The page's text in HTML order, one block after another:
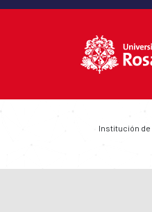
Institución de